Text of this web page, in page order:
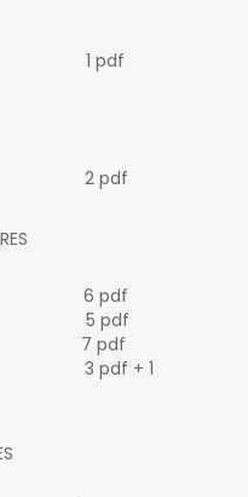
pdf
pdf
pdf
+ 1